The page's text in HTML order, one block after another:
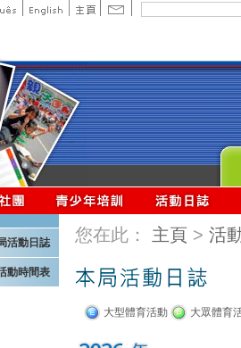
活動日誌
動時間表
您在此： 主頁 > 活
大型體育活動 大眾體育